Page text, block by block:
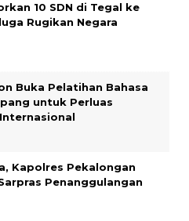
10 SDN di Tegal ke
Rugikan Negara
Buka Pelatihan Bahasa
untuk Perluas
Kapolres Pekalongan
Penanggulangan